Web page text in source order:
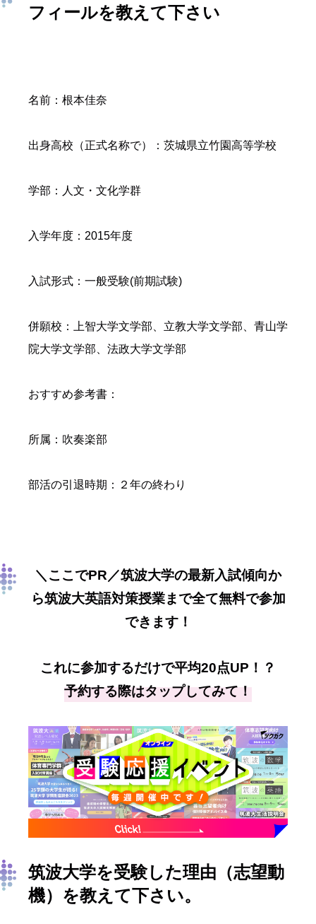
フィールを教えて下さい
名前：根本佳奈
出身高校（正式名称で）：茨城県立竹園高等学校
学部：人文・文化学群
入学年度：2015年度
入試形式：一般受験(前期試験)
併願校：上智大学文学部、立教大学文学部、青山学
院大学文学部、法政大学文学部
おすすめ参考書：
所属：吹奏楽部
部活の引退時期：２年の終わり
＼ここでPR／筑波大学の最新入試傾向か
ら筑波大英語対策授業まで全て無料で参加
できます！
これに参加するだけで平均20点UP！？
予約する際はタップしてみて！
筑波大学を受験した理由（志望動
機）を教えて下さい。